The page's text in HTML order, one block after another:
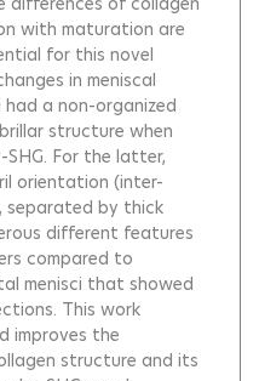
with maturation are
for this novel
in meniscal
a non-organized
structure when
For the latter,
orientation (inter-
separated by thick
different features
compared to
menisci that showed
This work
improves the
structure and its